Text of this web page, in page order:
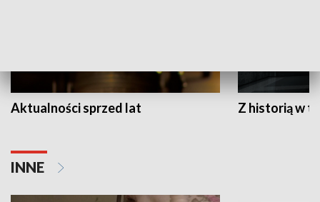
Aktualności sprzed lat Z historią w
INNE